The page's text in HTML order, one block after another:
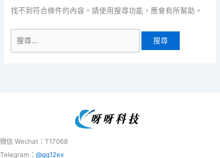
找不到符合條件的內容。請使用搜尋功能，應會有所幫助。
微信 Wechat：T17068
Telegram： @gg12ex